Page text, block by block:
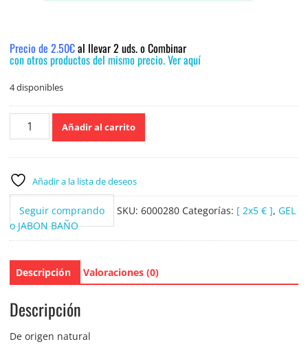
Precio de 2.50€al llevar 2 uds. o Combinar
con otros productos del mismo precio. Ver aquí
4 disponibles
Nivea
Arcilla
500ml.
cantidad
Añadir al carrito
Añadir a la lista de deseos
Seguir comprando SKU: 6000280 Categorías: [ 2x5 € ], GEL
o JABON BAÑO
Descripción Valoraciones (0)
Descripción
De origen natural